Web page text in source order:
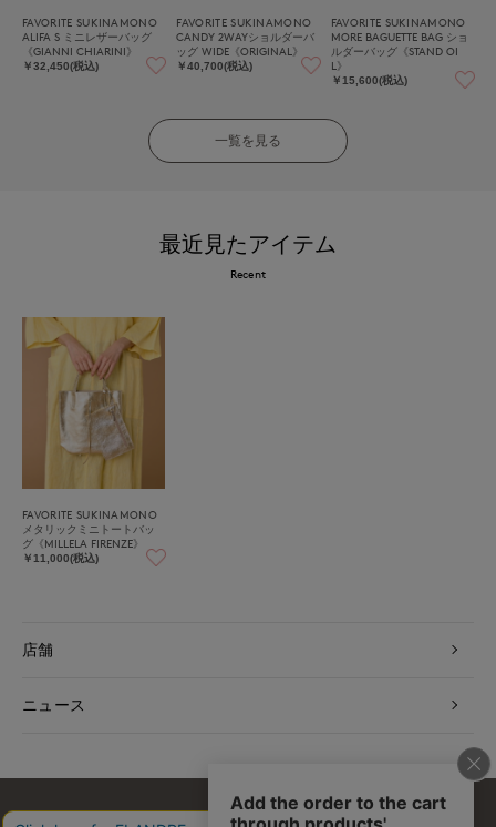
FAVORITE SUKINAMONO
ALIFA S ミニレザーバッグ
《GIANNI CHIARINI》
￥32,450(税込)
FAVORITE SUKINAMONO
CANDY 2WAYショルダーバ
ッグ WIDE《ORIGINAL》
￥40,700(税込)
FAVORITE SUKINAMONO
MORE BAGUETTE BAG ショ
ルダーバッグ《STAND OI
L》
￥15,600(税込)
一覧を見る
最近見たアイテム
Recent
FAVORITE SUKINAMONO
メタリックミニトートバッ
グ《MILLELA FIRENZE》
￥11,000(税込)
店舗
ニュース